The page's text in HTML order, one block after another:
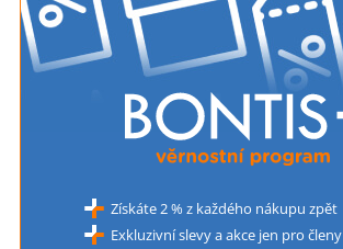
Získáte 2 % z každého nákupu zpět
Exkluzivní slevy a akce jen pro členy